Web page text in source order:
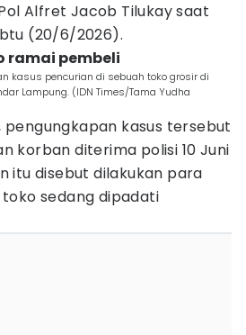
Alfret Jacob Tilukay saat
(20/6/2026).
ramai pembeli
kasus pencurian di sebuah toko grosir di
Lampung. (IDN Times/Tama Yudha
kasus tersebut
korban diterima polisi 10 Juni
itu disebut dilakukan para
sedang dipadati